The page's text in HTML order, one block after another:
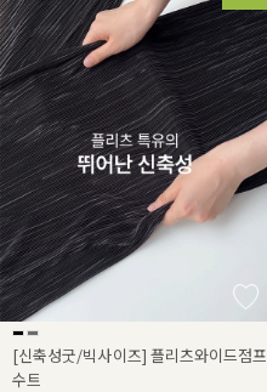
[신축성굿/빅사이즈] 플리츠와이드점프
수트